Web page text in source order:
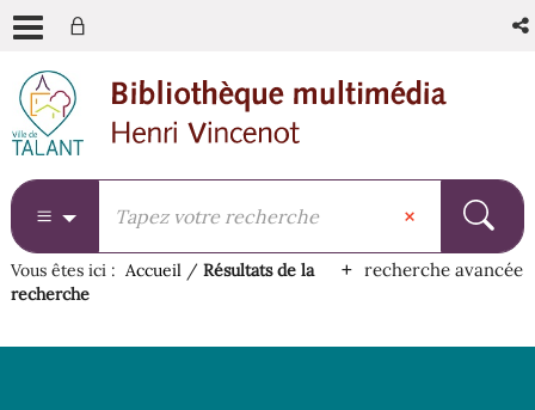
menu
contenu
recherche
recherche avancée
Vous êtes ici : Accueil / Résultats de la
recherche